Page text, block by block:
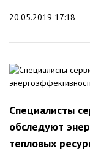
20.05.2019 17:18
Специалисты
обследуют
тепловых